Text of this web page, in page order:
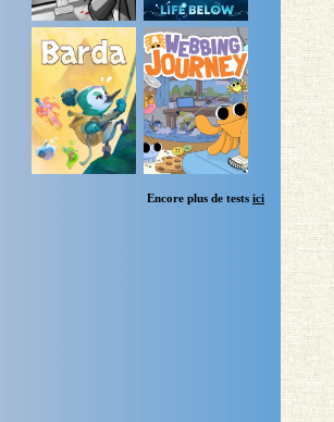
Encore plus de tests ici